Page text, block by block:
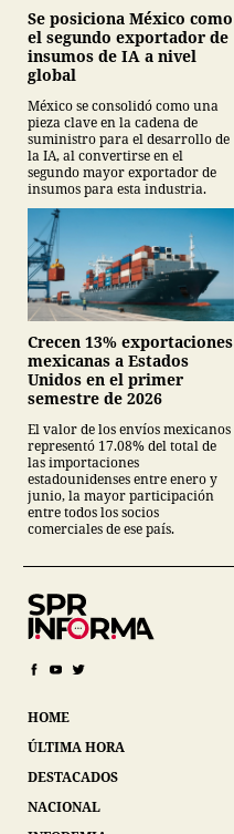
Se posiciona México como
el segundo exportador de
insumos de IA a nivel
global
México se consolidó como una
pieza clave en la cadena de
suministro para el desarrollo de
la IA, al convertirse en el
segundo mayor exportador de
insumos para esta industria.
Crecen 13% exportaciones
mexicanas a Estados
Unidos en el primer
semestre de 2026
El valor de los envíos mexicanos
representó 17.08% del total de
las importaciones
estadounidenses entre enero y
junio, la mayor participación
entre todos los socios
comerciales de ese país.
HOME
ÚLTIMA HORA
DESTACADOS
NACIONAL